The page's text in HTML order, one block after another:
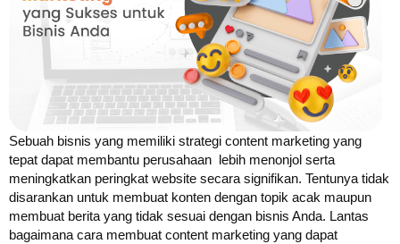
Sebuah bisnis yang memiliki strategi content marketing yang
tepat dapat membantu perusahaan lebih menonjol serta
meningkatkan peringkat website secara signifikan. Tentunya tidak
disarankan untuk membuat konten dengan topik acak maupun
membuat berita yang tidak sesuai dengan bisnis Anda. Lantas
bagaimana cara membuat content marketing yang dapat